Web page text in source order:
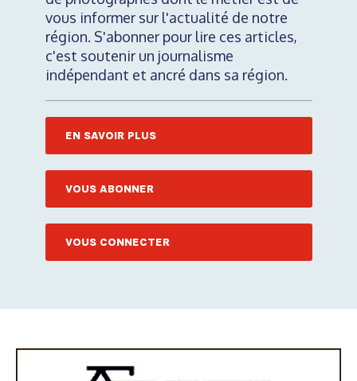
vous informer sur l'actualité de notre
région. S'abonner pour lire ces articles,
c'est soutenir un journalisme
indépendant et ancré dans sa région.
EN SAVOIR PLUS
VOUS ABONNER
VOUS CONNECTER